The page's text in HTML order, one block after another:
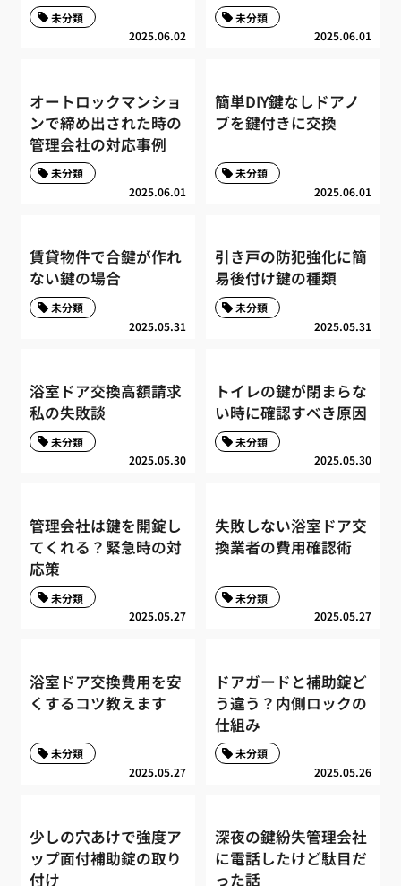
2025.06.02
未分類
2025.06.01
未分類
オートロックマンショ
ンで締め出された時の
管理会社の対応事例
2025.06.01
未分類
簡単DIY鍵なしドアノ
ブを鍵付きに交換
2025.06.01
未分類
賃貸物件で合鍵が作れ
ない鍵の場合
2025.05.31
未分類
引き戸の防犯強化に簡
易後付け鍵の種類
2025.05.31
未分類
浴室ドア交換高額請求
私の失敗談
2025.05.30
未分類
トイレの鍵が閉まらな
い時に確認すべき原因
2025.05.30
未分類
管理会社は鍵を開錠し
てくれる？緊急時の対
応策
2025.05.27
未分類
失敗しない浴室ドア交
換業者の費用確認術
2025.05.27
未分類
浴室ドア交換費用を安
くするコツ教えます
2025.05.27
未分類
ドアガードと補助錠ど
う違う？内側ロックの
仕組み
2025.05.26
未分類
少しの穴あけで強度ア
ップ面付補助錠の取り
付け
深夜の鍵紛失管理会社
に電話したけど駄目だ
った話